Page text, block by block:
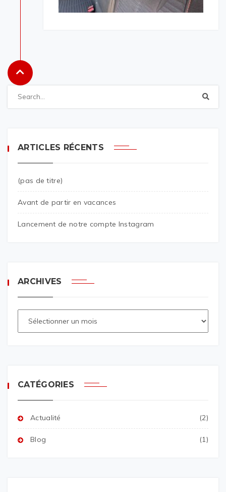
ARTICLES RÉCENTS
(pas de titre)
Avant de partir en vacances
Lancement de notre compte Instagram
ARCHIVES
CATÉGORIES
Actualité (2)
Blog (1)